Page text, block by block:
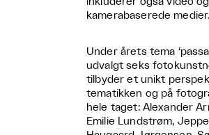
kamerabaserede medier.
Under årets tema
udvalgt seks
tilbyder et unikt
tematikken og på
hele taget: Alexander
Emilie Lundstrøm,